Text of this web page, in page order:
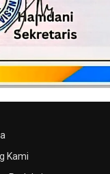
Kami